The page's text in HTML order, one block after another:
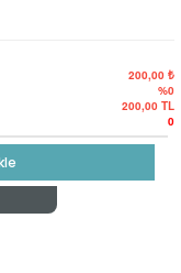
200,00 ₺
%0
200,00 TL
0